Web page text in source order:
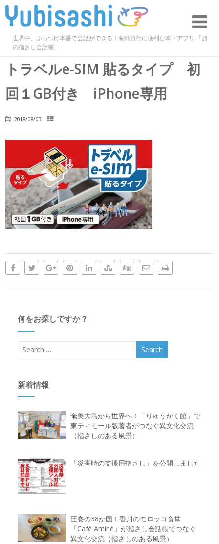
世界中、ぶっつけ本番で会話ができる！海外旅行に便利な本・アプリ 「旅
の指さし会話帳」
トラベルe-SIM 貼るタイプ 初
回１GB付き iPhone専用
2018/08/03
何をお探しですか？
新着情報
奄美大島から世界へ！「りゅうがく館」で
東ティモール版著者がつなぐ異文化交流
（指さしのある風景）
「災害時の支援用指さし」を公開しました
圧巻の38か国！香川のモロッコ食堂
「Café Aminé」が指さし会話帳でつなぐ
異文化交流（指さしのある風景）